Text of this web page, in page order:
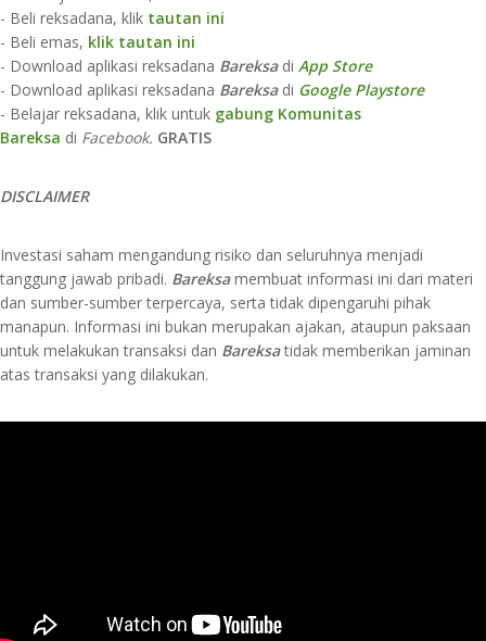
- Beli reksadana, klik tautan ini
- Beli emas, klik tautan ini
- Download aplikasi reksadana Bareksa di App Store​
- Download aplikasi reksadana Bareksa di Google Playstore
- Belajar reksadana, klik untuk gabung Komunitas
Bareksa di Facebook. GRATIS
DISCLAIMER​​​​​
Investasi saham mengandung risiko dan seluruhnya menjadi
tanggung jawab pribadi. Bareksamembuat informasi ini dari materi
dan sumber-sumber terpercaya, serta tidak dipengaruhi pihak
manapun. Informasi ini bukan merupakan ajakan, ataupun paksaan
untuk melakukan transaksi dan Bareksatidak memberikan jaminan
atas transaksi yang dilakukan.